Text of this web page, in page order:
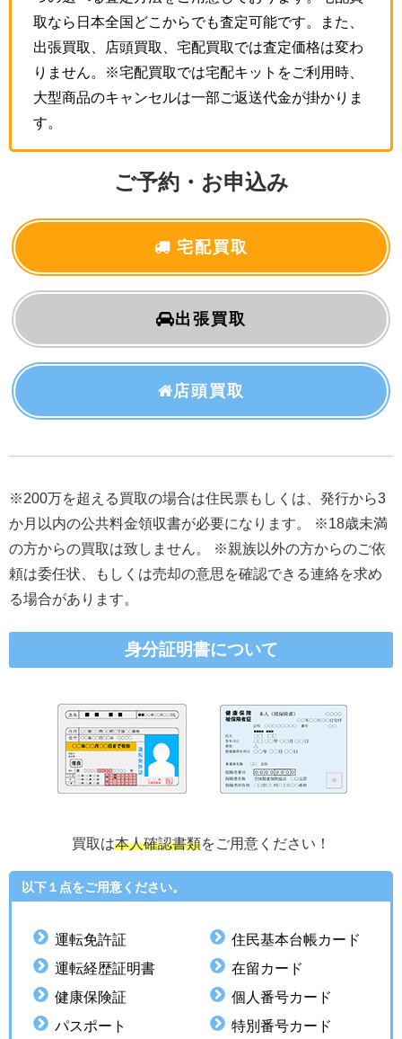
取なら日本全国どこからでも査定可能です。また、
出張買取、店頭買取、宅配買取では査定価格は変わ
りません。※宅配買取では宅配キットをご利用時、
大型商品のキャンセルは一部ご返送代金が掛かりま
す。
ご予約・お申込み
宅配買取
出張買取
店頭買取
※200万を超える買取の場合は住民票もしくは、発行から3
か月以内の公共料金領収書が必要になります。 ※18歳未満
の方からの買取は致しません。 ※親族以外の方からのご依
頼は委任状、もしくは売却の意思を確認できる連絡を求め
る場合があります。
身分証明書について
買取は本人確認書類をご用意ください！
以下１点をご用意ください。
運転免許証
運転経歴証明書
健康保険証
パスポート
住民基本台帳カード
在留カード
個人番号カード
特別番号カード